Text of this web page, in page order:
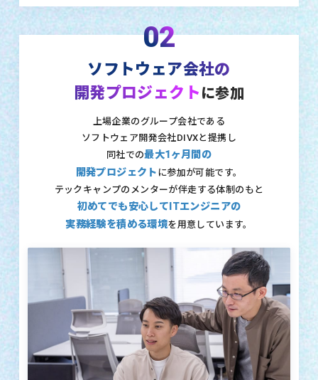
02
ソフトウェア会社の
開発プロジェクト に参加
上場企業のグループ会社である
ソフトウェア開発会社DIVXと提携し
同社での最大1ヶ月間の
開発プロジェクト に参加が可能です。
テックキャンプのメンターが伴走する体制のもと
初めてでも安心してITエンジニアの
実務経験を積める環境を用意しています。